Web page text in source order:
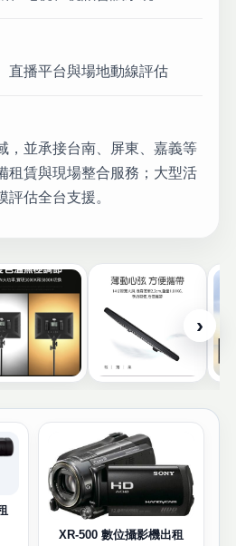
直播平台與場地動線評估
，並承接台南、屏東、嘉義等
租賃與現場整合服務；大型活
估全台支援。
›
XR-500 數位攝影機出租